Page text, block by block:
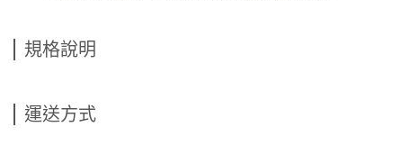
規格說明
運送方式